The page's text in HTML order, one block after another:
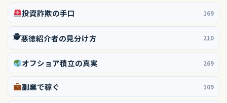
投資詐欺の手口 169
🕵️悪徳紹介者の見分け方 210
オフショア積立の真実 269
副業で稼ぐ 109